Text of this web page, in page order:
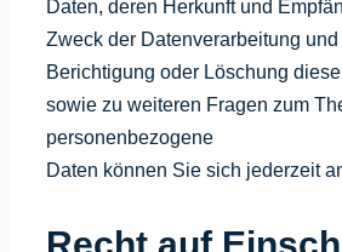
Daten, deren Herkunft und
Zweck der Datenverarbeitung
Berichtigung oder Löschung
sowie zu weiteren Fragen zum
personenbezogene
Daten können Sie sich jederzeit
Recht auf